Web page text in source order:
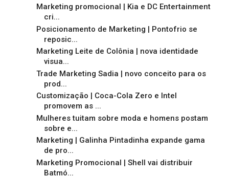
Marketing promocional | Kia e DC Entertainment
cri...
Posicionamento de Marketing | Pontofrio se
reposic...
Marketing Leite de Colônia | nova identidade
visua...
Trade Marketing Sadia | novo conceito para os
prod...
Customização | Coca-Cola Zero e Intel
promovem as ...
Mulheres tuitam sobre moda e homens postam
sobre e...
Marketing | Galinha Pintadinha expande gama
de pro...
Marketing Promocional | Shell vai distribuir
Batmó...